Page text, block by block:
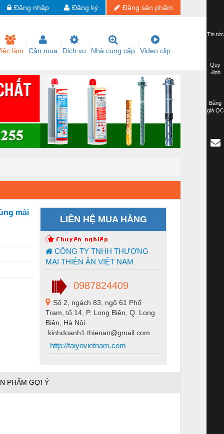
Đăng sản phẩm
Đăng ký
Đăng nhập
làm Cần mua Dịch vụ Nhà cung cấp Video clip
mài
LIÊN HỆ MUA HÀNG
CÔNG TY TNHH THƯƠNG
MẠI THIÊN ÂN VIỆT NAM
0987824409
Số 2, ngách 83, ngõ 61 Phố
Trạm, tổ 14, P. Long Biên, Q. Long
Biên, Hà Nội
kinhdoanh1.thienan@gmail.com
http://taiyovietnam.com
PHẨM GỢI Ý
Tin tức
Quy
định
Bảng
giá QC